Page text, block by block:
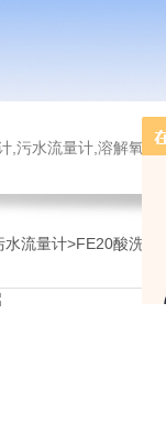
,污水流量计,溶解氧仪,
水流量计>FE20酸洗污